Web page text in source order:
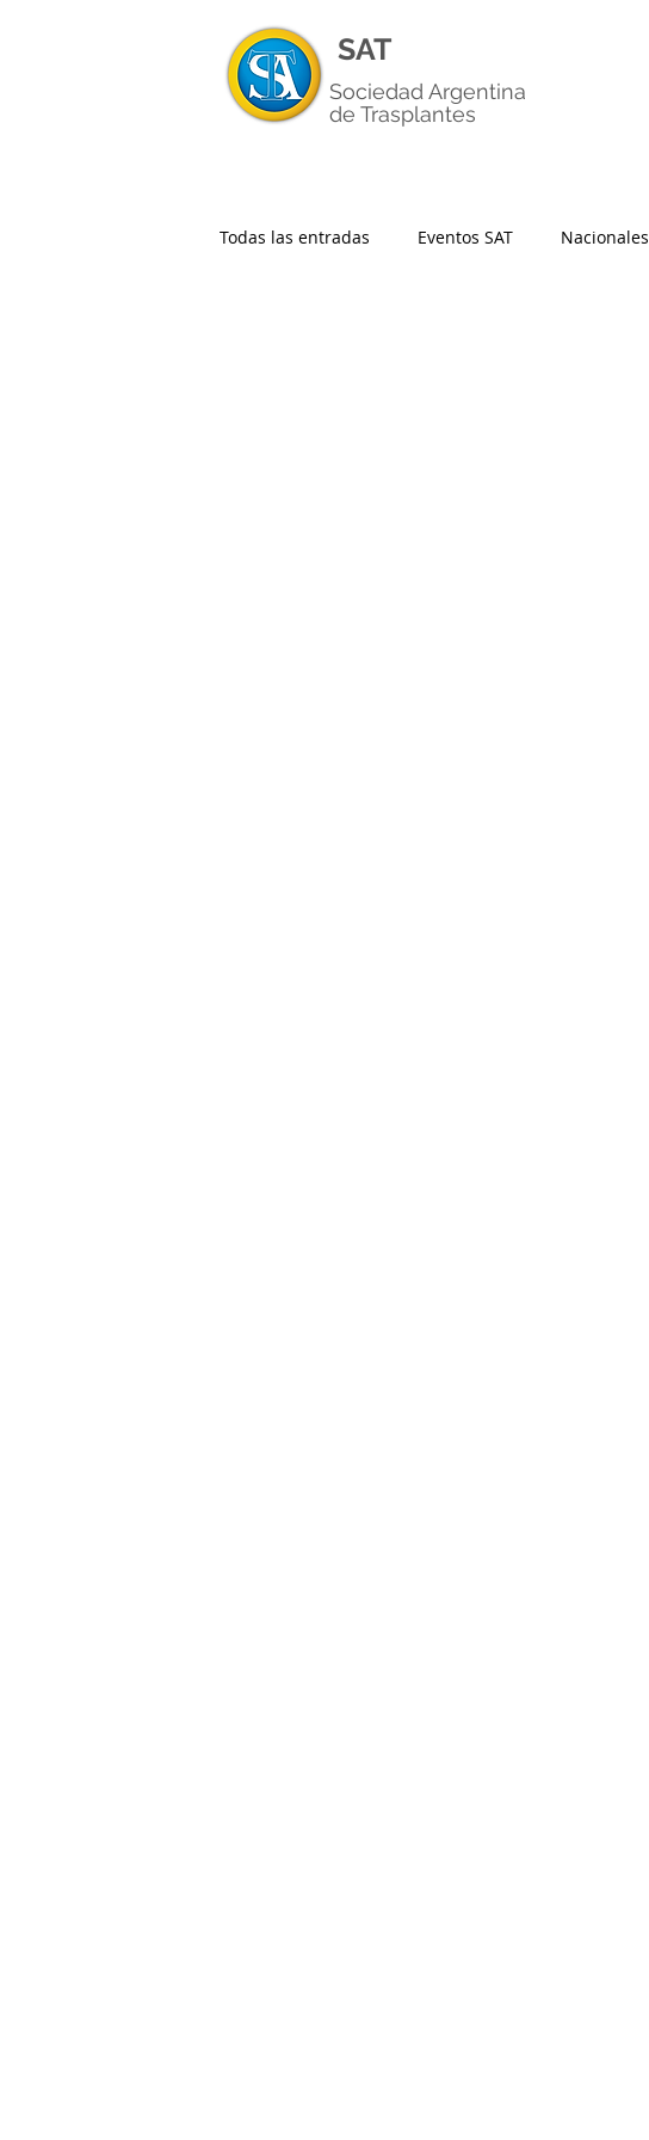
SAT
Sociedad Argentina
de Trasplantes
Todas las entradas Eventos SAT Nacionales